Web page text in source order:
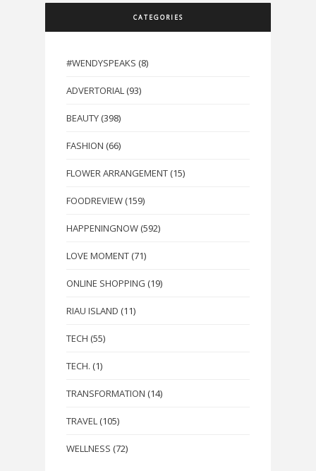
CATEGORIES
#WENDYSPEAKS (8)
ADVERTORIAL (93)
BEAUTY (398)
FASHION (66)
FLOWER ARRANGEMENT (15)
FOODREVIEW (159)
HAPPENINGNOW (592)
LOVE MOMENT (71)
ONLINE SHOPPING (19)
RIAU ISLAND (11)
TECH (55)
TECH. (1)
TRANSFORMATION (14)
TRAVEL (105)
WELLNESS (72)